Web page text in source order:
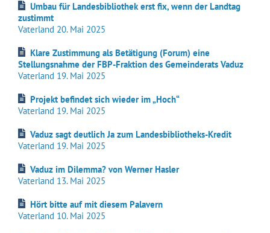
Umbau für Landesbibliothek erst fix, wenn der Landtag
zustimmt
Vaterland 20. Mai 2025
Klare Zustimmung als Betätigung (Forum) eine
Stellungsnahme der FBP-Fraktion des Gemeinderats Vaduz
Vaterland 19. Mai 2025
Projekt befindet sich wieder im „Hoch“
Vaterland 19. Mai 2025
Vaduz sagt deutlich Ja zum Landesbibliotheks-Kredit
Vaterland 19. Mai 2025
Vaduz im Dilemma? von Werner Hasler
Vaterland 13. Mai 2025
Hört bitte auf mit diesem Palavern
Vaterland 10. Mai 2025